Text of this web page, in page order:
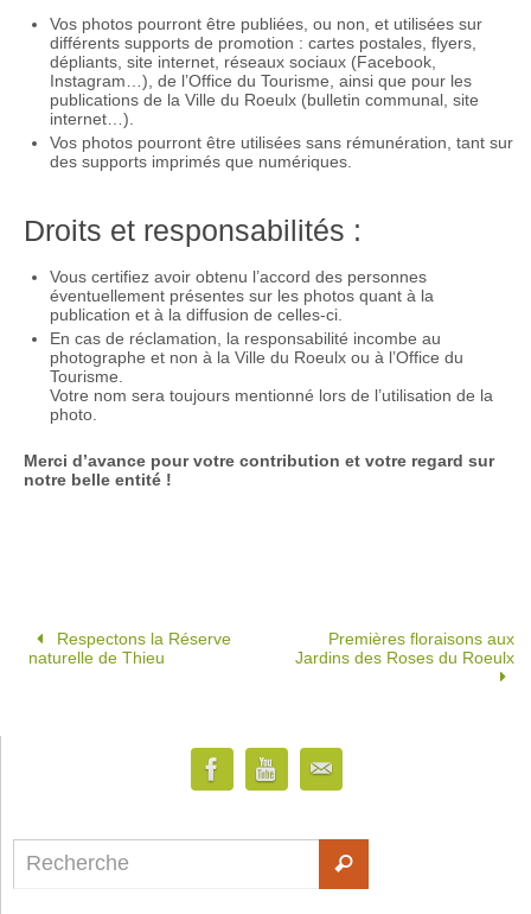
Vos photos pourront être publiées, ou non, et utilisées sur
différents supports de promotion : cartes postales, flyers,
dépliants, site internet, réseaux sociaux (Facebook,
Instagram…), de l’Office du Tourisme, ainsi que pour les
publications de la Ville du Roeulx (bulletin communal, site
internet…).
Vos photos pourront être utilisées sans rémunération, tant sur
des supports imprimés que numériques.
Droits et responsabilités :
Vous certifiez avoir obtenu l’accord des personnes
éventuellement présentes sur les photos quant à la
publication et à la diffusion de celles-ci.
En cas de réclamation, la responsabilité incombe au
photographe et non à la Ville du Roeulx ou à l’Office du
Tourisme.
Votre nom sera toujours mentionné lors de l’utilisation de la
photo.
Merci d’avance pour votre contribution et votre regard sur
notre belle entité !
Respectons la Réserve
naturelle de Thieu
Premières floraisons aux
Jardins des Roses du Roeulx